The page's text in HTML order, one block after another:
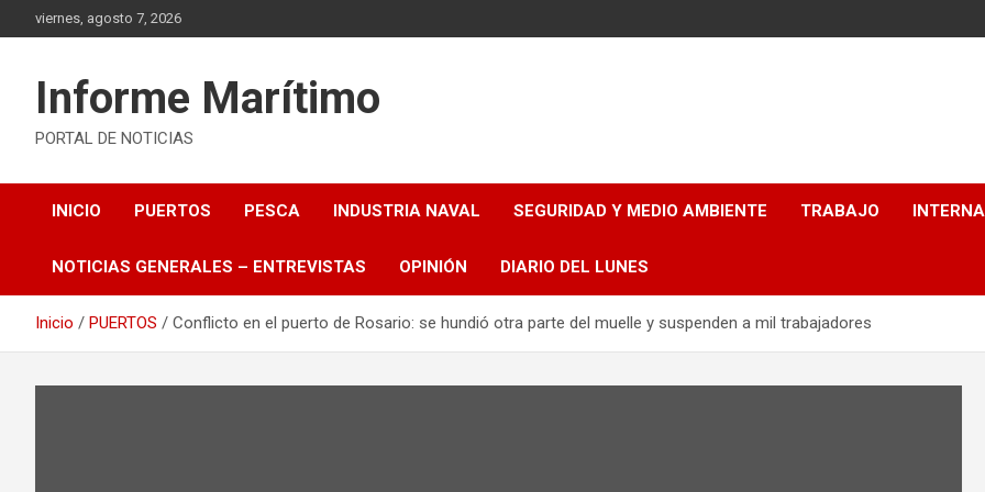
al
viernes, agosto 7, 2026
Informe Marítimo
PORTAL DE NOTICIAS
INICIO PUERTOS PESCA INDUSTRIA NAVAL SEGURIDAD Y MEDIO AMBIENTE TRABAJO
NOTICIAS GENERALES – ENTREVISTAS OPINIÓN DIARIO DEL LUNES
Inicio PUERTOS Conflicto en el puerto de Rosario: se hundió otra parte del muelle y suspenden a mil trabajadores